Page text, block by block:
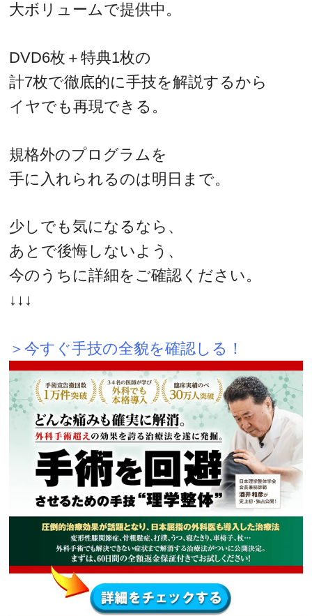
大ボリュームで提供中。
DVD6枚＋特典1枚の
計7枚で徹底的に手技を解説するから
イヤでも再現できる。
規格外のプログラムを
手に入れられるのは明日まで。
少しでも気になるなら、
あとで後悔しないよう、
今のうちに詳細をご確認ください。
↓↓↓
＞今すぐ手技の全貌を確認しる！